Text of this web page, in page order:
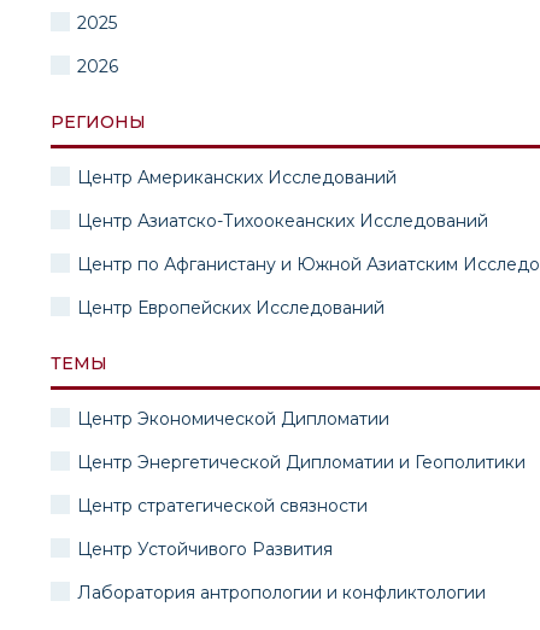
2025
2026
РЕГИОНЫ
Центр Американских Исследований
Центр Азиатско-Тихоокеанских Исследований
Центр по Афганистану и Южной Азиатским
Центр Европейских Исследований
ТЕМЫ
Центр Экономической Дипломатии
Центр Энергетической Дипломатии и Геополитики
Центр стратегической связности
Центр Устойчивого Развития
Лаборатория антропологии и конфликтологии